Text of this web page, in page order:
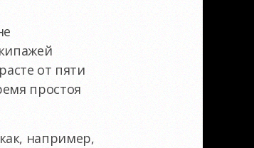
от пяти
простоя
например,